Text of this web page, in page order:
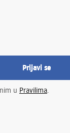
Prijavi se
u Pravilima.